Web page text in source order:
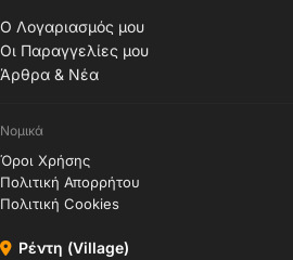
Ο Λογαριασμός μου
Οι Παραγγελίες μου
Άρθρα & Νέα
Νομικά
Όροι Χρήσης
Πολιτική Απορρήτου
Πολιτική Cookies
Ρέντη (Village)